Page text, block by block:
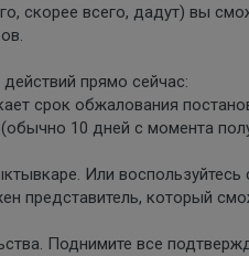
скорее всего, дадут) вы
прямо сейчас:
срок обжалования
10 дней с момента
Или
представитель, который
Поднимите все